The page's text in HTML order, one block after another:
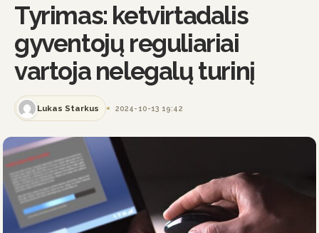
Tyrimas: ketvirtadalis
gyventojų reguliariai
vartoja nelegalų turinį
Lukas Starkus 2024-10-13 19:42